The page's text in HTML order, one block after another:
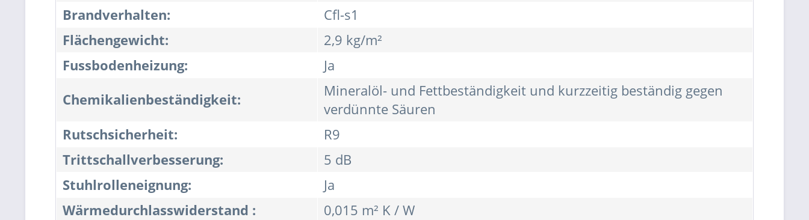
Brandverhalten:
Cfl-s1
Flächengewicht:
2,9 kg/m²
Fussbodenheizung:
Ja
Chemikalienbeständigkeit:
Mineralöl- und Fettbeständigkeit und kurzzeitig beständig gegen
verdünnte Säuren
Rutschsicherheit:
R9
Trittschallverbesserung:
5 dB
Stuhlrolleneignung:
Ja
Wärmedurchlasswiderstand :
0,015 m² K / W